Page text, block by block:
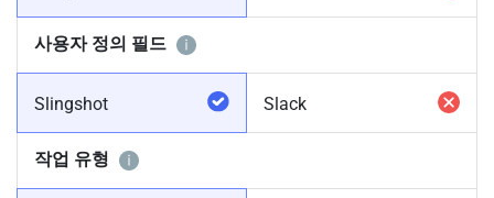
사용자 정의 필드
Slingshot Slack
작업 유형